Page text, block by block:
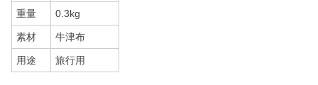
重量 0.3kg
素材 牛津布
用途 旅行用